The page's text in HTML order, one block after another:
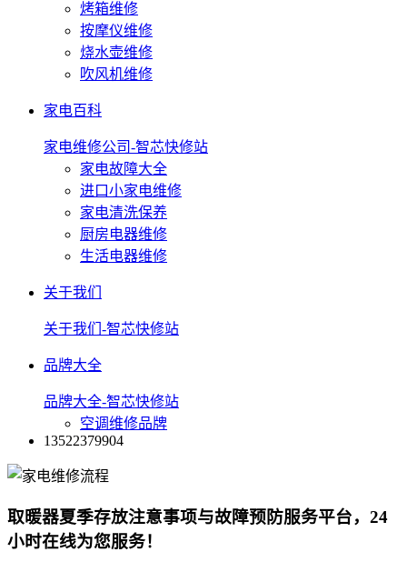
烤箱维修
按摩仪维修
烧水壶维修
吹风机维修
家电百科
家电维修公司-智芯快修站
家电故障大全
进口小家电维修
家电清洗保养
厨房电器维修
生活电器维修
关于我们
关于我们-智芯快修站
品牌大全
品牌大全-智芯快修站
空调维修品牌
13522379904
取暖器夏季存放注意事项与故障预防​服务平台，24
小时在线为您服务！